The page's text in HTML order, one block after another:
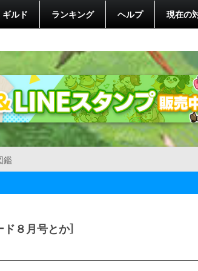
ギルド ランキング ヘルプ 現在の
鑑
８月号とか］